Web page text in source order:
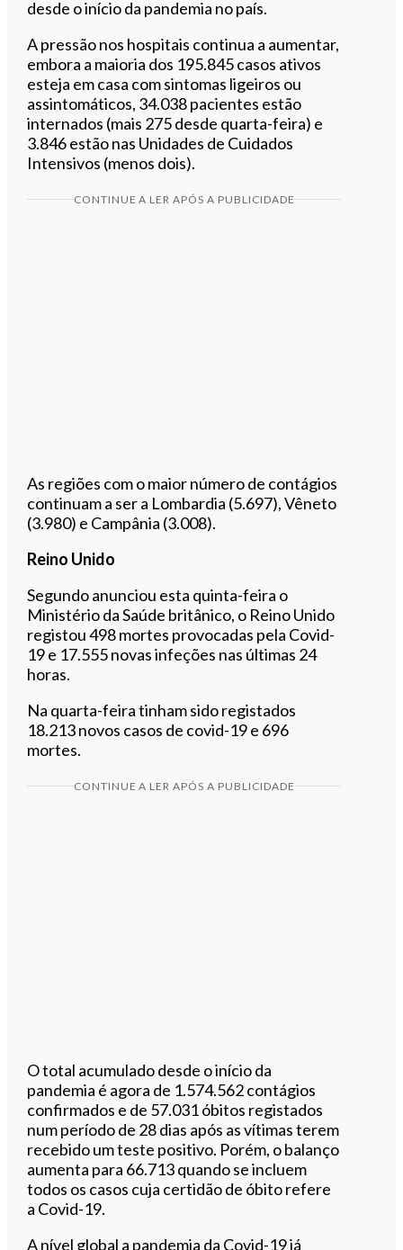
desde o início da pandemia no país.
A pressão nos hospitais continua a aumentar,
embora a maioria dos 195.845 casos ativos
esteja em casa com sintomas ligeiros ou
assintomáticos, 34.038 pacientes estão
internados (mais 275 desde quarta-feira) e
3.846 estão nas Unidades de Cuidados
Intensivos (menos dois).
CONTINUE A LER APÓS A PUBLICIDADE
As regiões com o maior número de contágios
continuam a ser a Lombardia (5.697), Vêneto
(3.980) e Campânia (3.008).
Reino Unido
Segundo anunciou esta quinta-feira o
Ministério da Saúde britânico, o Reino Unido
registou 498 mortes provocadas pela Covid-
19 e 17.555 novas infeções nas últimas 24
horas.
Na quarta-feira tinham sido registados
18.213 novos casos de covid-19 e 696
mortes.
CONTINUE A LER APÓS A PUBLICIDADE
O total acumulado desde o início da
pandemia é agora de 1.574.562 contágios
confirmados e de 57.031 óbitos registados
num período de 28 dias após as vítimas terem
recebido um teste positivo. Porém, o balanço
aumenta para 66.713 quando se incluem
todos os casos cuja certidão de óbito refere
a Covid-19.
A nível global a pandemia da Covid-19 já